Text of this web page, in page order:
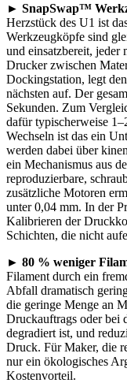
► SnapSwap™
Herzstück des U1 ist
Werkzeugköpfe sind
und einsatzbereit, jeder
Drucker zwischen
Dockingstation, legt
nächsten auf. Der
Sekunden. Zum
dafür typischerweise
Wechseln ist das ein
werden dabei über
ein Mechanismus aus
reproduzierbare,
zusätzliche Motoren
unter 0,04 mm. In der
Kalibrieren der
Schichten, die nicht
► 80 % weniger
Filament durch ein
Abfall dramatisch
die geringe Menge an
Druckauftrags oder bei
degradiert ist, und
Druck. Für Maker, die
nur ein ökologisches
Kostenvorteil.